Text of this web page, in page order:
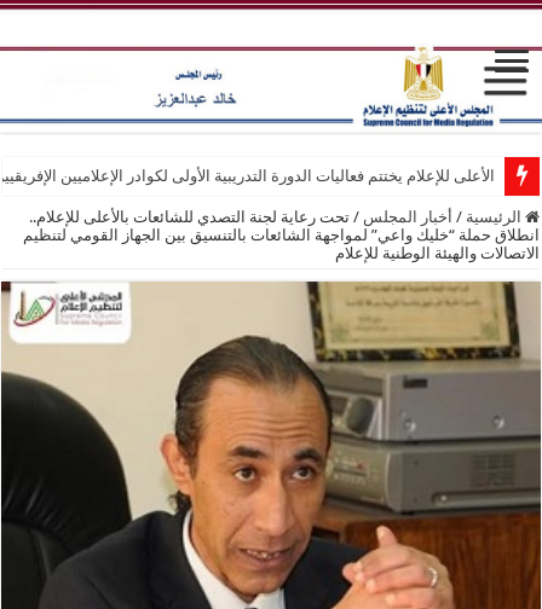
الأعلى للإعلام يختتم فعاليات الدورة التدريبية الأولى لكوادر الإعلاميين
الرئيسية / أخبار المجلس / تحت رعاية لجنة التصدي للشائعات بالأعلى للإعلام..
انطلاق حملة “خليك واعي” لمواجهة الشائعات بالتنسيق بين الجهاز القومي لتنظيم
الاتصالات والهيئة الوطنية للإعلام